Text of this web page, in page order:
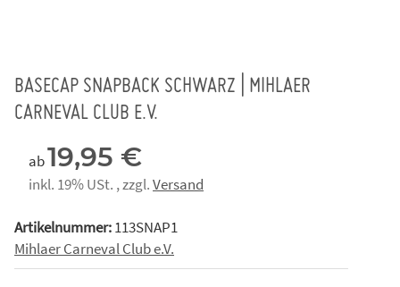
BASECAP SNAPBACK SCHWARZ | MIHLAER
CARNEVAL CLUB E.V.
ab19,95 €
inkl. 19% USt. , zzgl.Versand
Artikelnummer:113SNAP1
Mihlaer Carneval Club e.V.